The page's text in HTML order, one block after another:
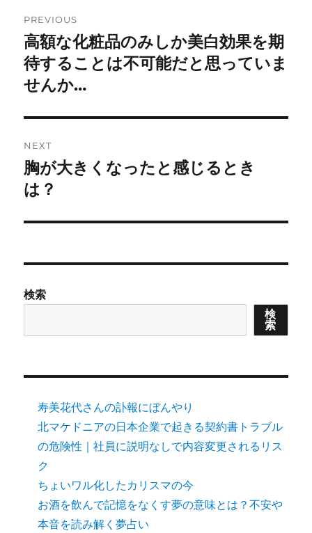
navigation
PREVIOUS
Previous
post:
高額な化粧品のみしか美白効果を期
待することは不可能だと思っていま
せんか…
NEXT
Next
post:
胸が大きくなったと感じるとき
は？
検索
検
索
寿美花代さんの訃報にぼんやり
北マケドニアの日本企業で起きる契約書トラブル
の危険性｜社員に説明なしで内容変更されるリス
ク
ちょいワル化したカリスマの今
お酒を飲んで記憶をなくす夢の意味とは？不安や
本音を読み解く夢占い